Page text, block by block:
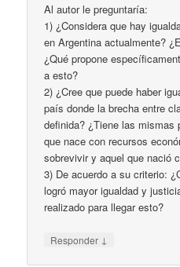
Al autor le preguntaría:
1) ¿Considera que hay
en Argentina actualmente?
¿Qué propone
a esto?
2) ¿Cree que puede haber
país donde la brecha entre
definida? ¿Tiene las mismas
que nace con recursos
sobrevivir y aquel que nació
3) De acuerdo a su criterio:
logró mayor igualdad y
realizado para llegar esto?
Responder ↓